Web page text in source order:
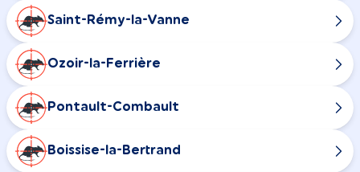
Saint-Rémy-la-Vanne
Ozoir-la-Ferrière
Pontault-Combault
Boissise-la-Bertrand